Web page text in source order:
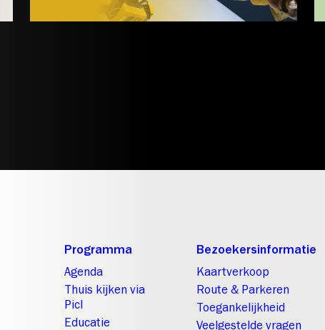
Programma
Agenda
Thuis kijken via
Picl
Educatie
Bezoekersinformatie
Kaartverkoop
Route & Parkeren
Toegankelijkheid
Veelgestelde vragen